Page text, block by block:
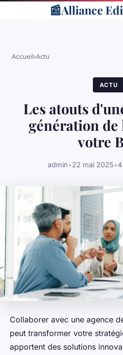
📰Alliance
Accueil›Actu
ACTU
Les atouts
génération de
votre
admin•22 mai 2025•
Collaborer avec une agence
peut transformer votre
apportent des solutions